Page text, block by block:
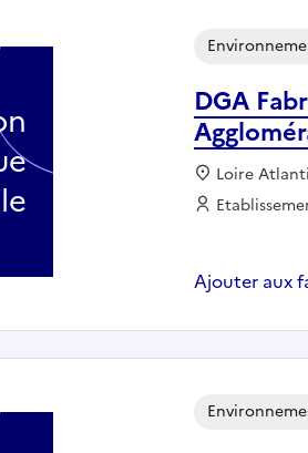
DGA
Loire
Employeur :
Ajouter aux